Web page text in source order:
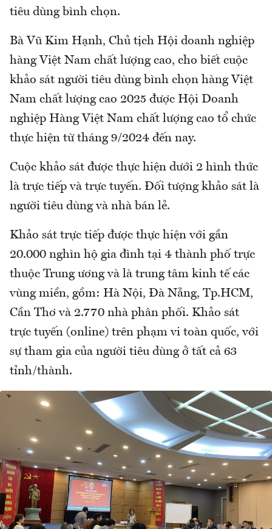
tiêu dùng bình chọn.
Bà Vũ Kim Hạnh, Chủ tịch Hội doanh nghiệp
hàng Việt Nam chất lượng cao, cho biết cuộc
khảo sát người tiêu dùng bình chọn hàng Việt
Nam chất lượng cao 2025 được Hội Doanh
nghiệp Hàng Việt Nam chất lượng cao tổ chức
thực hiện từ tháng 9/2024 đến nay.
Cuộc khảo sát được thực hiện dưới 2 hình thức
là trực tiếp và trực tuyến. Đối tượng khảo sát là
người tiêu dùng và nhà bán lẻ.
Khảo sát trực tiếp được thực hiện với gần
20.000 nghìn hộ gia đình tại 4 thành phố trực
thuộc Trung ương và là trung tâm kinh tế các
vùng miền, gồm: Hà Nội, Đà Nẵng, Tp.HCM,
Cần Thơ và 2.770 nhà phân phối. Khảo sát
trực tuyến (online) trên phạm vi toàn quốc, với
sự tham gia của người tiêu dùng ở tất cả 63
tỉnh/thành.